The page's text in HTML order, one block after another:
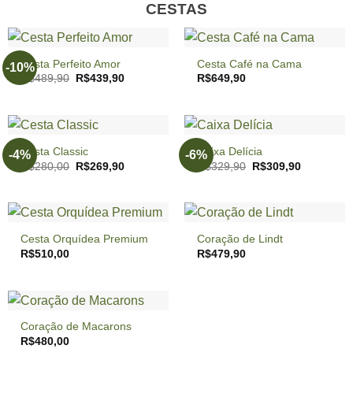
CESTAS
-10%Cesta Perfeito Amor
R$489,90 O
R$489,90.
R$439,90O
Cesta Café na Cama
R$649,90
-4%Cesta Classic
R$280,00 O
R$280,00.
R$269,90O
R$269,90.
-6%Caixa Delícia
R$329,90 O
R$329,90.
R$309,90O
Cesta Orquídea Premium
R$510,00
Coração de Lindt
R$479,90
Coração de Macarons
R$480,00